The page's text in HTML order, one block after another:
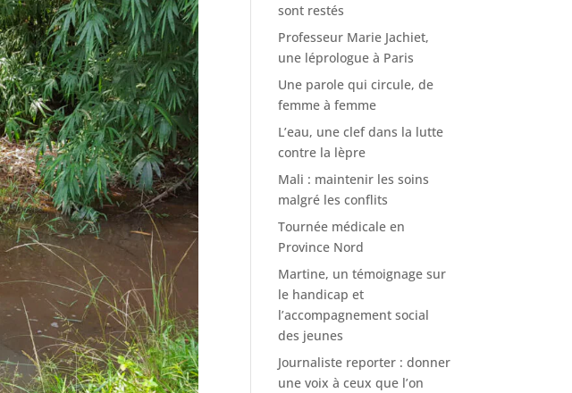
sont restés
Professeur Marie Jachiet,
une léprologue à Paris
Une parole qui circule, de
femme à femme
L’eau, une clef dans la lutte
contre la lèpre
Mali : maintenir les soins
malgré les conflits
Tournée médicale en
Province Nord
Martine, un témoignage sur
le handicap et
l’accompagnement social
des jeunes
Journaliste reporter : donner
une voix à ceux que l’on